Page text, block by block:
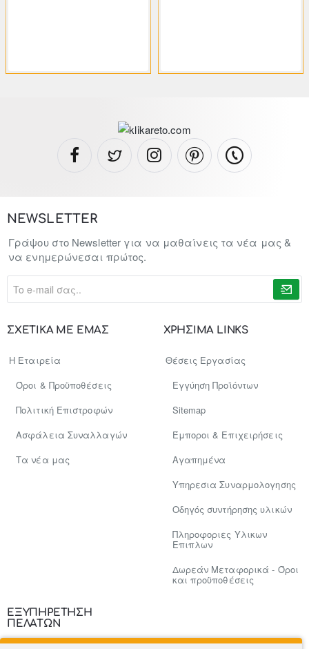
ΣΧΕΤΙΚΑ ΜΕ ΕΜΑΣ
Η Εταιρεία
Όροι & Προϋποθέσεις
Πολιτική Επιστροφών
Ασφάλεια Συναλλαγών
Tα νέα μας
ΧΡΗΣΙΜΑ LINKS
Θέσεις Εργασίας
Εγγύηση Προϊόντων
Sitemap
Έμποροι & Επιχειρήσεις
Αγαπημένα
Υπηρεσια Συναρμολογησης
Οδηγός συντήρησης υλικών
Πληροφοριες Υλικων
Επιπλων
Δωρεάν Μεταφορικά - Όροι
και προϋποθέσεις
ΕΞΥΠΗΡΕΤΗΣΗ
ΠΕΛΑΤΩΝ
NEWSLETTER
Γράψου στο Newsletter για να μαθαίνεις τα νέα μας &
να ενημερώνεσαι πρώτος.
σας..